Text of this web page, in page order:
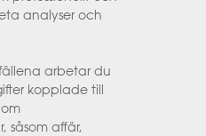
analyser och
arbetar du
kopplade till
såsom affär,